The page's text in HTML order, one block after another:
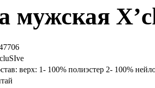
мужская
верх: 1- 100% полиэстер 2- 100%